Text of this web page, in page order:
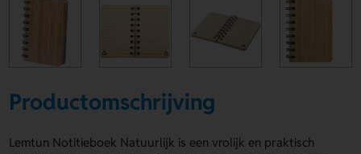
Productomschrijving
Lemtun Notitieboek Natuurlijk is een vrolijk en praktisch